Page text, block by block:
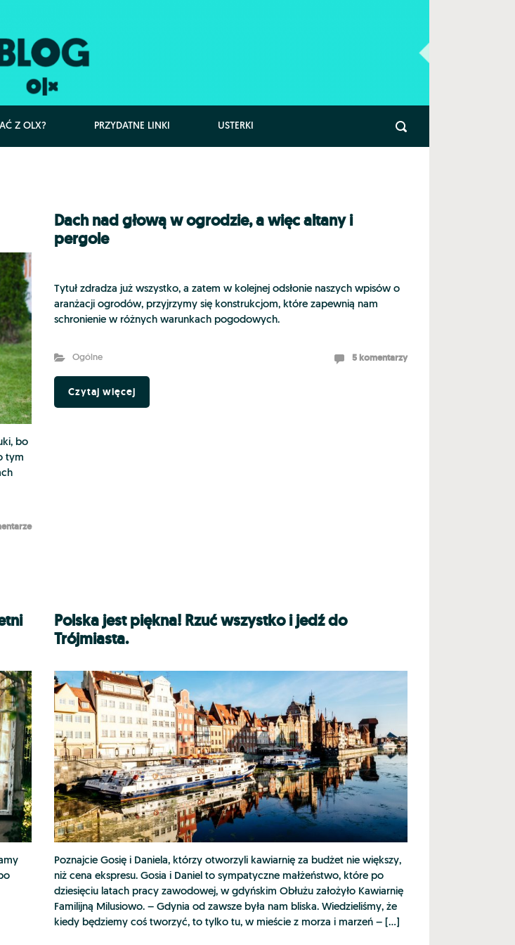
Z OLX? PRZYDATNE LINKI USTERKI
bo
tym
Dach nad głową w ogrodzie, a więc altany i
pergole
Tytuł zdradza już wszystko, a zatem w kolejnej odsłonie naszych wpisów o
aranżacji ogrodów, przyjrzymy się konstrukcjom, które zapewnią nam
schronienie w różnych warunkach pogodowych.
Ogólne 5 komentarzy
Czytaj więcej
Polska jest piękna! Rzuć wszystko i jedź do
Trójmiasta.
Poznajcie Gosię i Daniela, którzy otworzyli kawiarnię za budżet nie większy,
niż cena ekspresu. Gosia i Daniel to sympatyczne małżeństwo, które po
dziesięciu latach pracy zawodowej, w gdyńskim Obłużu założyło Kawiarnię
Familijną Milusiowo. – Gdynia od zawsze była nam bliska. Wiedzieliśmy, że
kiedy będziemy coś tworzyć, to tylko tu, w mieście z morza i marzeń – […]